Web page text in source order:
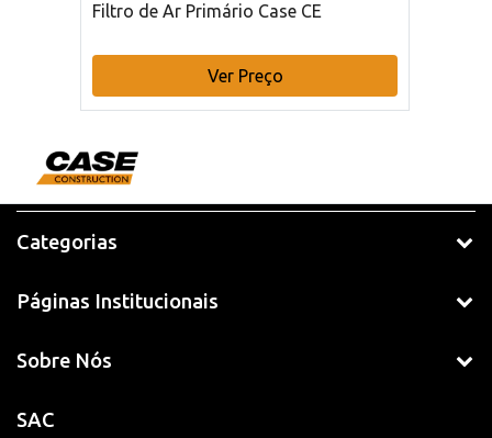
Filtro de Ar Primário Case CE
Ver Preço
Categorias
Páginas Institucionais
Sobre Nós
SAC